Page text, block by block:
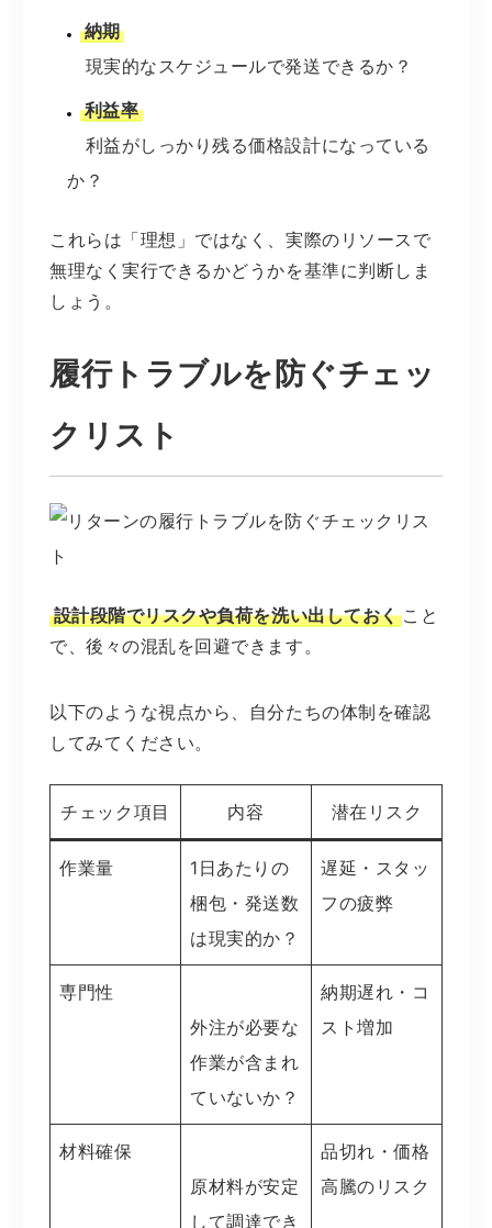
納期
現実的なスケジュールで発送できるか？
利益率
利益がしっかり残る価格設計になっている
か？
これらは「理想」ではなく、実際のリソースで
無理なく実行できるかどうかを基準に判断しま
しょう。
履行トラブルを防ぐチェッ
クリスト
設計段階でリスクや負荷を洗い出しておく こと
で、後々の混乱を回避できます。
以下のような視点から、自分たちの体制を確認
してみてください。
チェック項目 内容 潜在リスク
作業量
1日あたりの
梱包・発送数
は現実的か？
遅延・スタッ
フの疲弊
専門性
外注が必要な
作業が含まれ
ていないか？
納期遅れ・コ
スト増加
材料確保
原材料が安定
して調達でき
品切れ・価格
高騰のリスク